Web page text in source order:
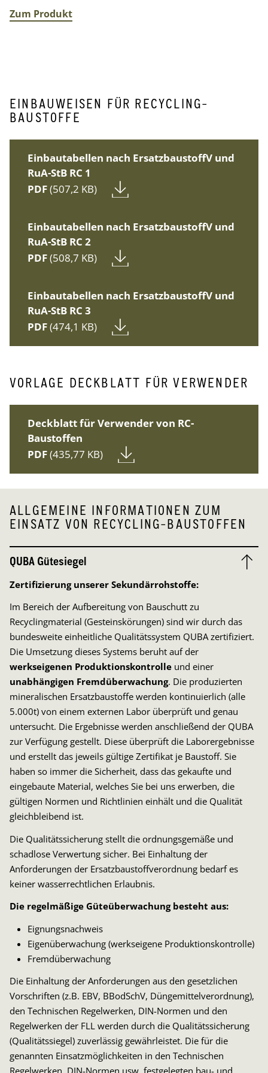
Zum Produkt
EINBAUWEISEN FÜR RECYCLING-
BAUSTOFFE
Einbautabellen nach ErsatzbaustoffV und
RuA-StB RC 1
PDF(507,2 KB)
Einbautabellen nach ErsatzbaustoffV und
RuA-StB RC 2
PDF(508,7 KB)
Einbautabellen nach ErsatzbaustoffV und
RuA-StB RC 3
PDF(474,1 KB)
VORLAGE DECKBLATT FÜR VERWENDER
Deckblatt für Verwender von RC-
Baustoffen
PDF(435,77 KB)
ALLGEMEINE INFORMATIONEN ZUM
EINSATZ VON RECYCLING-BAUSTOFFEN
QUBA Gütesiegel
Zertifizierung unserer Sekundärrohstoffe:
Im Bereich der Aufbereitung von Bauschutt zu
Recyclingmaterial (Gesteinskörungen) sind wir durch das
bundesweite einheitliche Qualitätssystem QUBA zertifiziert.
Die Umsetzung dieses Systems beruht auf der
werkseigenen Produktionskontrolle und einer
unabhängigen Fremdüberwachung. Die produzierten
mineralischen Ersatzbaustoffe werden kontinuierlich (alle
5.000t) von einem externen Labor überprüft und genau
untersucht. Die Ergebnisse werden anschließend der QUBA
zur Verfügung gestellt. Diese überprüft die Laborergebnisse
und erstellt das jeweils gültige Zertifikat je Baustoff. Sie
haben so immer die Sicherheit, dass das gekaufte und
eingebaute Material, welches Sie bei uns erwerben, die
gültigen Normen und Richtlinien einhält und die Qualität
gleichbleibend ist.
Die Qualitätssicherung stellt die ordnungsgemäße und
schadlose Verwertung sicher. Bei Einhaltung der
Anforderungen der Ersatzbaustoffverordnung bedarf es
keiner wasserrechtlichen Erlaubnis.
Die regelmäßige Güteüberwachung besteht aus:
Eignungsnachweis
Eigenüberwachung (werkseigene Produktionskontrolle)
Fremdüberwachung
Die Einhaltung der Anforderungen aus den gesetzlichen
Vorschriften (z.B. EBV, BBodSchV, Düngemittelverordnung),
den Technischen Regelwerken, DIN-Normen und den
Regelwerken der FLL werden durch die Qualitätssicherung
(Qualitätssiegel) zuverlässig gewährleistet. Die für die
genannten Einsatzmöglichkeiten in den Technischen